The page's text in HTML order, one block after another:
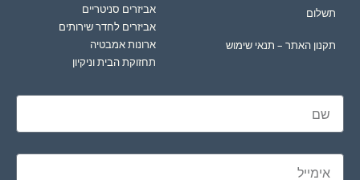
תשלום
תקנון האתר – תנאי שימוש
אביזרים סניטריים
אביזרים לחדר שירותים
ארונות אמבטיה
תחזוקת הבית וניקיון